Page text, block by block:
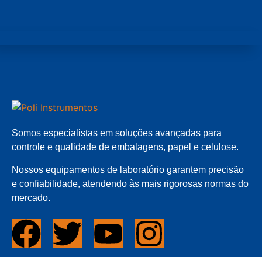
Somos especialistas em soluções avançadas para
controle e qualidade de embalagens, papel e celulose.
Nossos equipamentos de laboratório garantem precisão
e confiabilidade, atendendo às mais rigorosas normas do
mercado.